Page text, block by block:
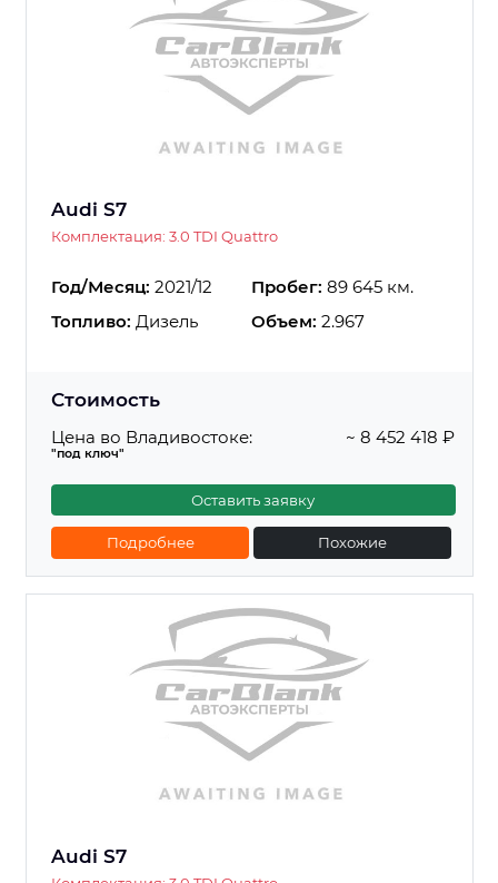
Audi S7
Комплектация: 3.0 TDI Quattro
Год/Месяц: 2021/12 Пробег: 89 645 км.
Топливо: Дизель Объем: 2.967
Стоимость
Цена во Владивостоке:
"под ключ"
~ 8 452 418 ₽
Оставить заявку
Подробнее Похожие
Audi S7